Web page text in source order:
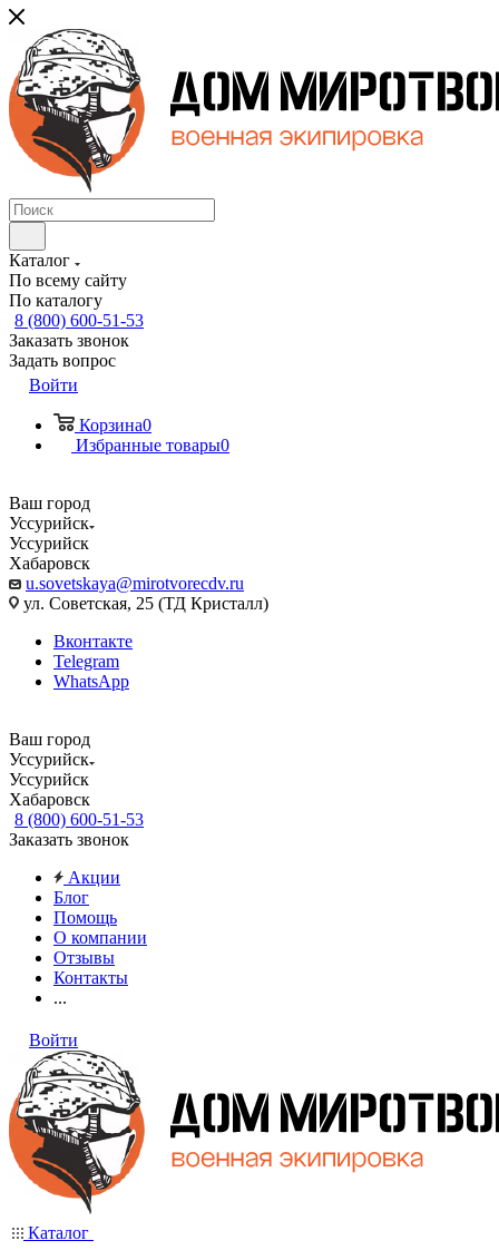
Каталог
По всему сайту
По каталогу
8 (800) 600-51-53
Заказать звонок
Задать вопрос
Войти
Корзина0
Избранные товары0
Ваш город
Уссурийск
Уссурийск
Хабаровск
u.sovetskaya@mirotvorecdv.ru
ул. Советская, 25 (ТД Кристалл)
Вконтакте
Telegram
WhatsApp
Ваш город
Уссурийск
Уссурийск
Хабаровск
8 (800) 600-51-53
Заказать звонок
Акции
Блог
Помощь
О компании
Отзывы
Контакты
...
Войти
Каталог